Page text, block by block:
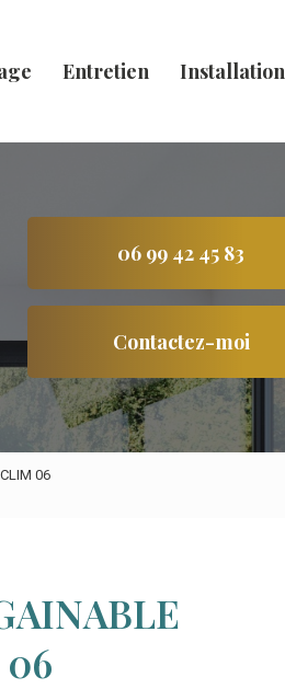
Entretien Installation
06 99 42 45 83
Contactez-moi
06